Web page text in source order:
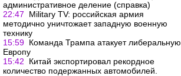
административное деление (справка)
22:47
Military TV: российская армия
методично уничтожает западную военную
технику
15:59 Команда Трампа атакует либеральную
Европу
15:42
Китай экспортировал рекордное
количество подержанных автомобилей.